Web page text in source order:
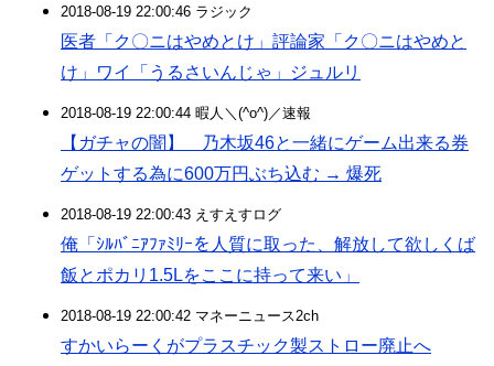
2018-08-19 22:00:46 ラジック
医者「ク〇ニはやめとけ」評論家「ク〇ニはやめと
け」ワイ「うるさいんじゃ」ジュルリ
2018-08-19 22:00:44 暇人＼(^o^)／速報
【ガチャの闇】 乃木坂46と一緒にゲーム出来る券
ゲットする為に600万円ぶち込む → 爆死
2018-08-19 22:00:43 えすえすログ
俺「ｼﾙﾊﾞﾆｱﾌｧﾐﾘｰを人質に取った、解放して欲しくば
飯とポカリ1.5Lをここに持って来い」
2018-08-19 22:00:42 マネーニュース2ch
すかいらーくがプラスチック製ストロー廃止へ